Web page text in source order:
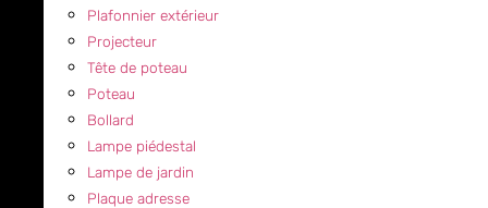
Plafonnier extérieur
Projecteur
Tête de poteau
Poteau
Bollard
Lampe piédestal
Lampe de jardin
Plaque adresse